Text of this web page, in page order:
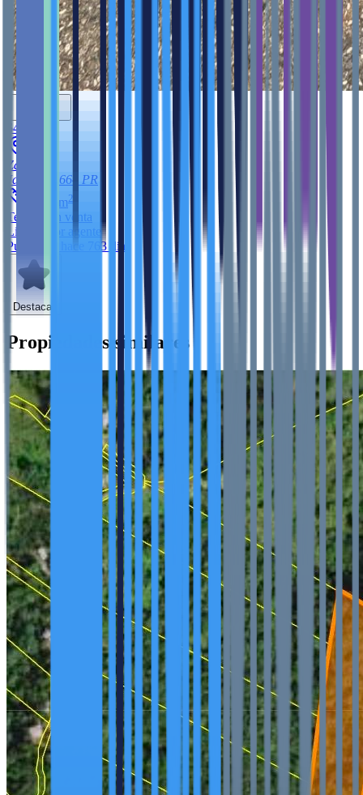
$45,000
Zamas
Jayuya
00664
PR
m2
Terreno
en venta
Listado por agente
Publicado hace 763 días
Destacar
Propiedades similares